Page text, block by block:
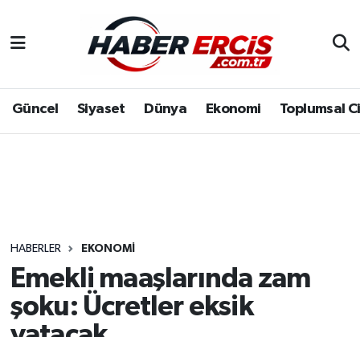
Güncel Siyaset Dünya Ekonomi Toplumsal
HABERLER EKONOMI
Emekli maaşlarında zam
şoku: Ücretler eksik